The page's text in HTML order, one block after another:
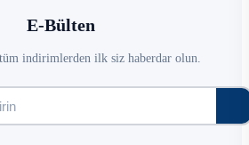
E-Bülten
indirimlerden ilk siz haberdar olun.